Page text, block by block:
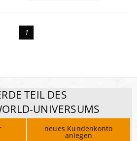
1
TEIL DES
UNIVERSUMS
neues Kundenkonto
anlegen